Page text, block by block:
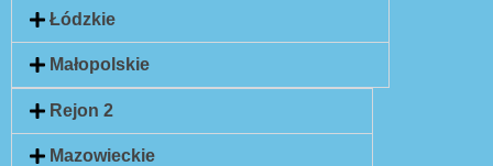
Rejon 2
Mazowieckie
Łódzkie
Małopolskie